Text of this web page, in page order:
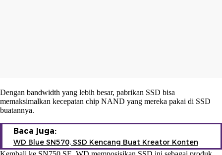
Dengan bandwidth yang lebih besar, pabrikan SSD bisa
memaksimalkan kecepatan chip NAND yang mereka pakai di SSD
buatannya.
Baca juga:
WD Blue SN570, SSD Kencang Buat Kreator Konten